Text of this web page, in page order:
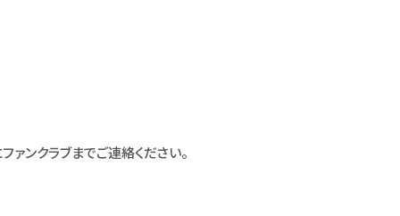
ンクラブまでご連絡ください。